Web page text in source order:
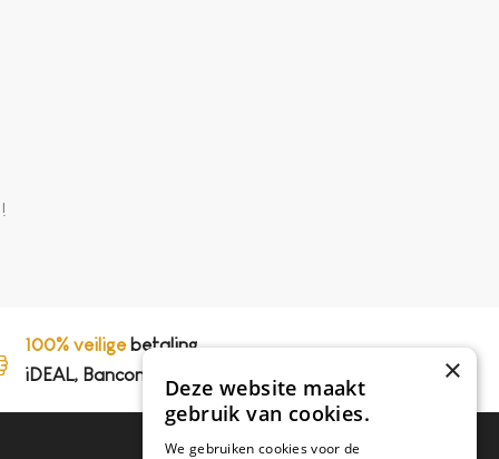
100% veiligebetaling,
iDEAL, Bancontact en op rekening
×
Deze website maakt
gebruik van cookies.
We gebruiken cookies voor de